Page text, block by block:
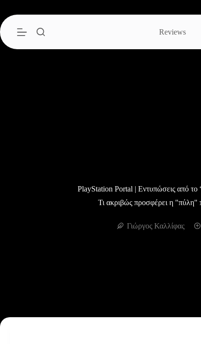
περιεχόμενο
Reviews
PlayStation Portal | Εντυπώσεις από το
Τι ακριβώς προσφέρει η "πύλη"
Γιώργος Καλλίφας